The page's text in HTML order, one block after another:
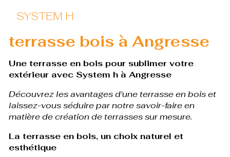
SYSTEM H
terrasse bois à Angresse
Une terrasse en bois pour sublimer votre
extérieur avec System h à Angresse
Découvrez les avantages d'une terrasse en bois et
laissez-vous séduire par notre savoir-faire en
matière de création de terrasses sur mesure.
La terrasse en bois, un choix naturel et
esthétique